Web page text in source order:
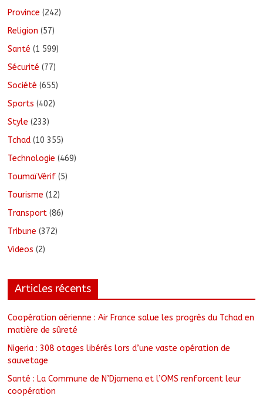
Province (242)
Religion (57)
Santé (1 599)
Sécurité (77)
Société (655)
Sports (402)
Style (233)
Tchad (10 355)
Technologie (469)
ToumaïVérif (5)
Tourisme (12)
Transport (86)
Tribune (372)
Videos (2)
Articles récents
Coopération aérienne : Air France salue les progrès du Tchad en
matière de sûreté
Nigeria : 308 otages libérés lors d’une vaste opération de
sauvetage
Santé : La Commune de N’Djamena et l’OMS renforcent leur
coopération